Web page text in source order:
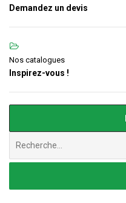
Demandez un devis
Nos catalogues
Inspirez-vous !